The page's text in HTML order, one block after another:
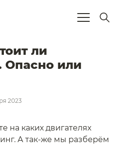
ли
Опасно или
2023
на каких двигателях
А так-же мы разберём